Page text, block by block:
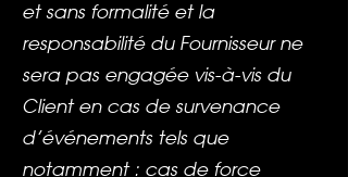
et sans formalité et la
responsabilité du Fournisseur ne
sera pas engagée vis-à-vis du
Client en cas de survenance
d’événements tels que
notamment : cas de force